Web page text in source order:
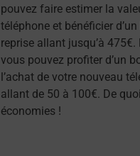
pouvez faire estimer la
téléphone et bénéficier
reprise allant jusqu’à 475€.
vous pouvez profiter d’un
l’achat de votre nouveau
allant de 50 à 100€. De
économies !